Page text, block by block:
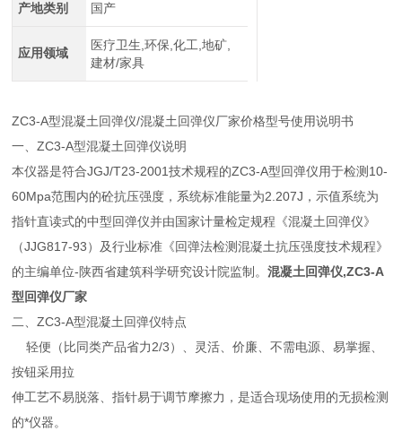
产地类别 国产
应用领域
医疗卫生,环保,化工,地矿,
建材/家具
ZC3-A型混凝土回弹仪/混凝土回弹仪厂家价格型号使用说明书
一、ZC3-A型混凝土回弹仪说明
本仪器是符合JGJ/T23-2001技术规程的ZC3-A型回弹仪用于检测10-
60Mpa范围内的砼抗压强度，系统标准能量为2.207J，示值系统为
指针直读式的中型回弹仪并由国家计量检定规程《混凝土回弹仪》
（JJG817-93）及行业标准《回弹法检测混凝土抗压强度技术规程》
的主编单位-陕西省建筑科学研究设计院监制。混凝土回弹仪,ZC3-A
型回弹仪厂家
二、ZC3-A型混凝土回弹仪特点
轻便（比同类产品省力2/3）、灵活、价廉、不需电源、易掌握、
按钮采用拉
伸工艺不易脱落、指针易于调节摩擦力，是适合现场使用的无损检测
的*仪器。